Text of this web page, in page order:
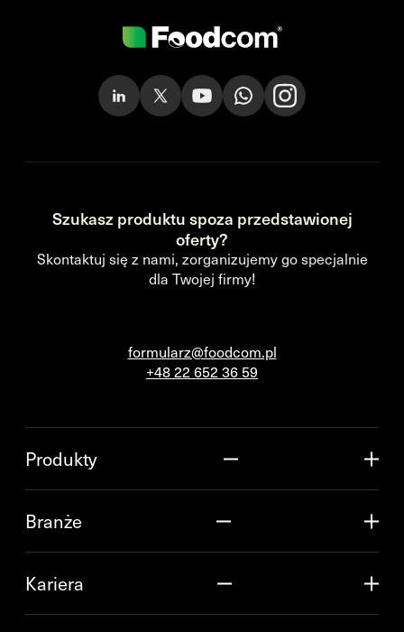
Szukasz produktu spoza przedstawionej
oferty?
Skontaktuj się z nami, zorganizujemy go specjalnie
dla Twojej firmy!
formularz@foodcom.pl
+48 22 652 36 59
Produkty
Branże
Kariera